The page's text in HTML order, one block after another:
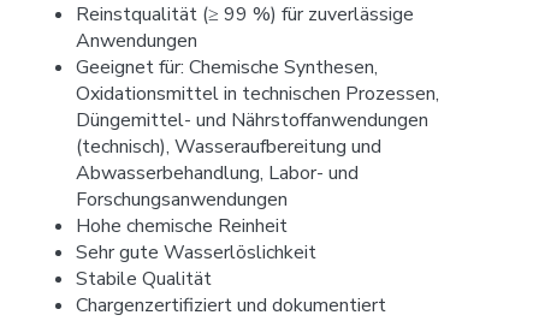
Reinstqualität (≥ 99 %) für zuverlässige
Anwendungen
Geeignet für: Chemische Synthesen,
Oxidationsmittel in technischen Prozessen,
Düngemittel- und Nährstoffanwendungen
(technisch), Wasseraufbereitung und
Abwasserbehandlung, Labor- und
Forschungsanwendungen
Hohe chemische Reinheit
Sehr gute Wasserlöslichkeit
Stabile Qualität
Chargenzertifiziert und dokumentiert